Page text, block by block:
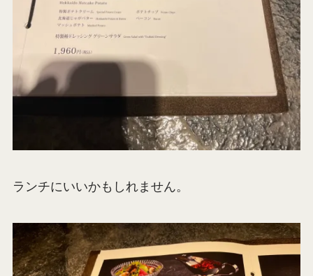
ランチにいいかもしれません。